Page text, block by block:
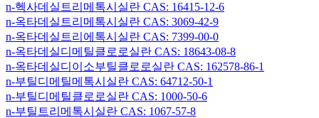
n-헥사데실트리메톡시실란 CAS: 16415-12-6
n-옥타데실트리메톡시실란 CAS: 3069-42-9
n-옥타데실트리에톡시실란 CAS: 7399-00-0
n-옥타데실디메틸클로로실란 CAS: 18643-08-8
n-옥타데실디이소부틸클로로실란 CAS: 162578-86-1
n-부틸디메틸메톡시실란 CAS: 64712-50-1
n-부틸디메틸클로로실란 CAS: 1000-50-6
n-부틸트리메톡시실란 CAS: 1067-57-8